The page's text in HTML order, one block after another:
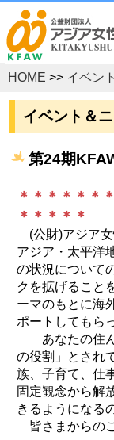
HOME >> イベン
イベント＆
第24期
＊＊＊＊＊＊
＊＊＊＊＊
(公財)アジア女
アジア・太平洋
の状況について
クを拡げること
ーマのもとに海
ポートしてもら
あなたの住ん
の役割」とされ
族、子育て、仕
固定観念から解
きるようになる
皆さまからの